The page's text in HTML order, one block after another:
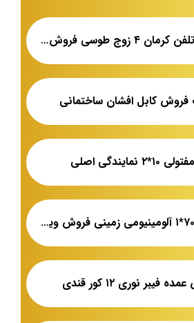
کابل تلفن کرمان ۴ زوج طوسی فروش عمده
کابل افشان ساختمانی
نمایندگی اصلی
کابل ۷۰*۱ آلومینیومی زمینی فروش ویژه
فیبر نوری ۱۲ کور قندی